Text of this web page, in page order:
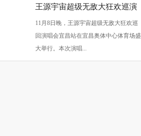
王源宇宙超级无敌大狂欢巡演
生日开唱 绚烂烟花闪耀宜昌
11月8日晚，王源宇宙超级无敌大狂欢巡
回演唱会宜昌站在宜昌奥体中心体育场盛
大举行。本次演唱...